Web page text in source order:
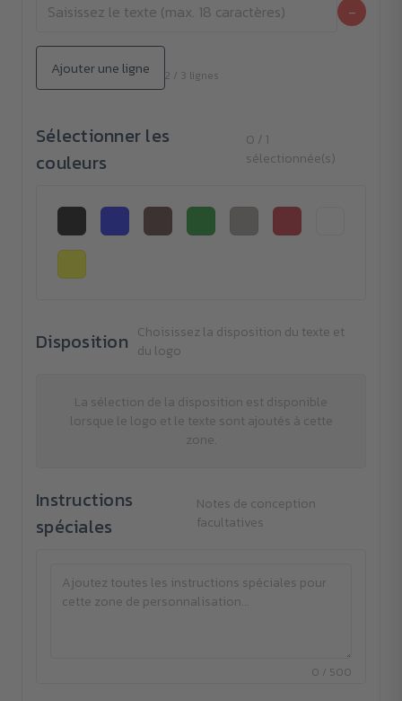
−
Ajouter une ligne 2 / 3 lignes
Sélectionner les
couleurs
0 / 1
sélectionnée(s)
Disposition Choisissez la disposition du texte et
du logo
La sélection de la disposition est disponible
lorsque le logo et le texte sont ajoutés à cette
zone.
Instructions
spéciales
Notes de conception
facultatives
0 / 500